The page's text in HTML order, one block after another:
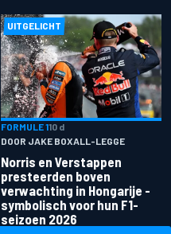
UITGELICHT
FORMULE 110 d
DOOR JAKE BOXALL-LEGGE
Norris en Verstappen
presteerden boven
verwachting in Hongarije -
symbolisch voor hun F1-
seizoen 2026